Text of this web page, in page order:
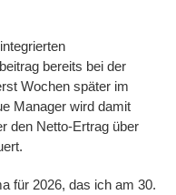
bereits bei der
Wochen später im
Manager wird damit
den Netto-Ertrag über
für 2026, das ich am 30.